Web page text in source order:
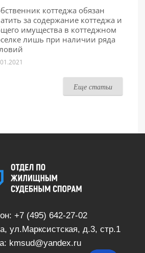
коттеджа обязан
за содержание коттеджа и
имущества в коттеджном
лишь при наличии ряда
Еще статьи
+7 (495) 642-27-02
ул.Марксистская, д.3, стр.1
kmsud@yandex.ru